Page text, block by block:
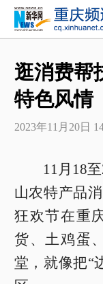
逛消费帮
特色风情
2023年11月20日
11月18至
山农特产品
狂欢节在重
货、土鸡蛋
堂，就像把“